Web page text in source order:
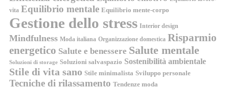
vita Equilibrio mentale Equilibrio mente-corpo
Gestione dello stress Interior design
Mindfulness Moda italiana Organizzazione domestica Risparmio
energetico Salute e benessere Salute mentale
Soluzioni di storage Soluzioni salvaspazio Sostenibilità ambientale
Stile di vita sano Stile minimalista Sviluppo personale
Tecniche di rilassamento Tendenze moda